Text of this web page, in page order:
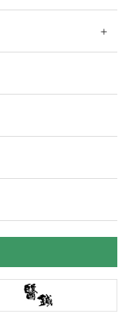
＋